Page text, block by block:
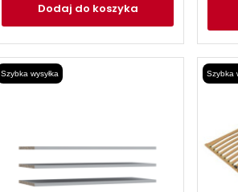
Dodaj do koszyka
Szybka wysyłka Szybka